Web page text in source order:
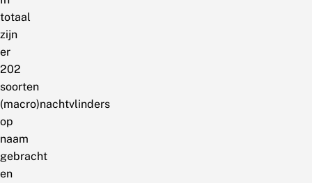
totaal
zijn
er
202
soorten
(macro)nachtvlinders
op
naam
gebracht
en